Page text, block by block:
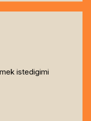
istedigimi